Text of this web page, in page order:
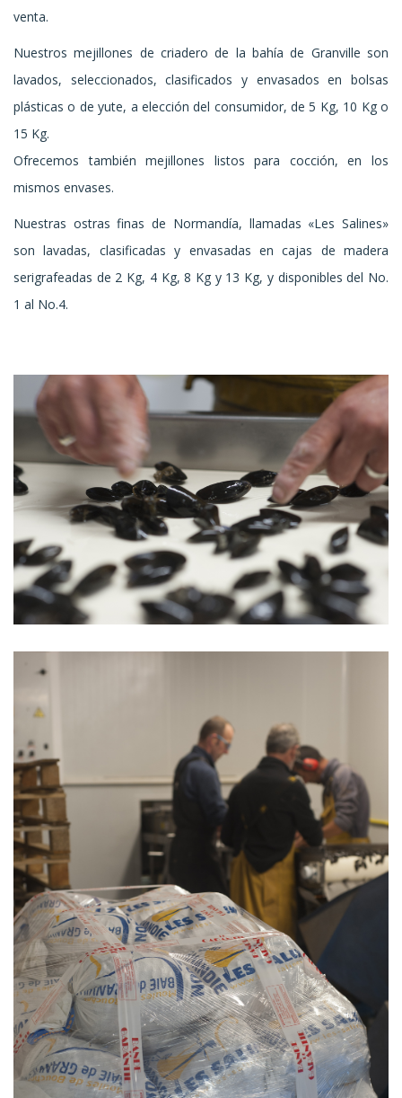
venta.
Nuestros mejillones de criadero de la bahía de Granville son
lavados, seleccionados, clasificados y envasados en bolsas
plásticas o de yute, a elección del consumidor, de 5 Kg, 10 Kg o
15 Kg.
Ofrecemos también mejillones listos para cocción, en los
mismos envases.
Nuestras ostras finas de Normandía, llamadas «Les Salines»
son lavadas, clasificadas y envasadas en cajas de madera
serigrafeadas de 2 Kg, 4 Kg, 8 Kg y 13 Kg, y disponibles del No.
1 al No.4.